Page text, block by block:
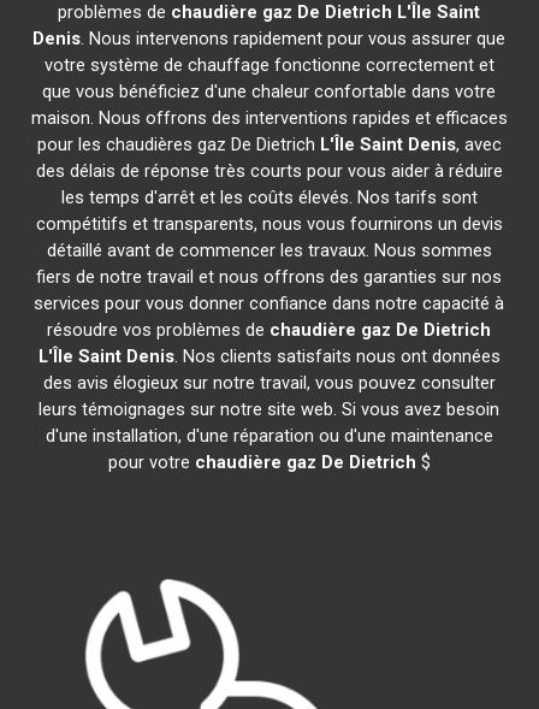
problèmes de chaudière gaz De Dietrich L'Île Saint
Denis. Nous intervenons rapidement pour vous assurer que
votre système de chauffage fonctionne correctement et
que vous bénéficiez d'une chaleur confortable dans votre
maison. Nous offrons des interventions rapides et efficaces
pour les chaudières gaz De Dietrich L'Île Saint Denis, avec
des délais de réponse très courts pour vous aider à réduire
les temps d'arrêt et les coûts élevés. Nos tarifs sont
compétitifs et transparents, nous vous fournirons un devis
détaillé avant de commencer les travaux. Nous sommes
fiers de notre travail et nous offrons des garanties sur nos
services pour vous donner confiance dans notre capacité à
résoudre vos problèmes de chaudière gaz De Dietrich
L'Île Saint Denis. Nos clients satisfaits nous ont données
des avis élogieux sur notre travail, vous pouvez consulter
leurs témoignages sur notre site web. Si vous avez besoin
d'une installation, d'une réparation ou d'une maintenance
pour votre chaudière gaz De Dietrich $